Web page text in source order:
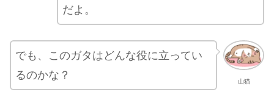
だよ。
山猫
でも、このガタはどんな役に立ってい
るのかな？